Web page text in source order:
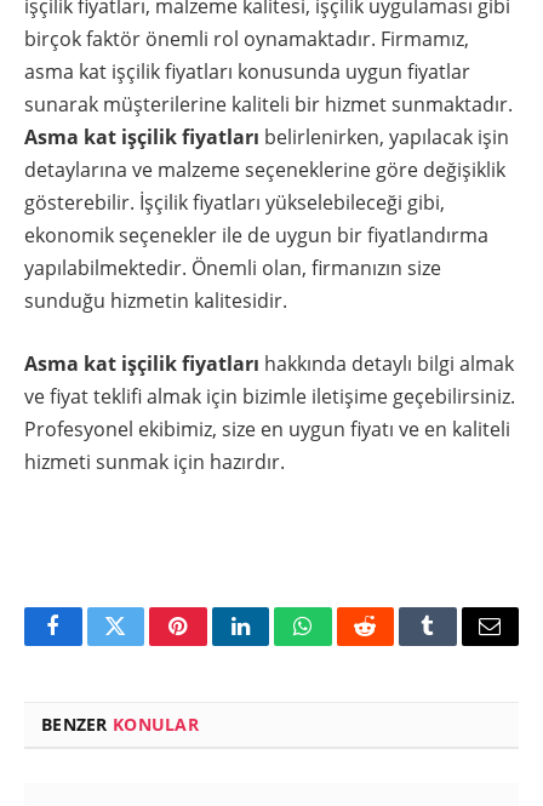
işçilik fiyatları, malzeme kalitesi, işçilik uygulaması gibi
birçok faktör önemli rol oynamaktadır. Firmamız,
asma kat işçilik fiyatları konusunda uygun fiyatlar
sunarak müşterilerine kaliteli bir hizmet sunmaktadır.
Asma kat işçilik fiyatları belirlenirken, yapılacak işin
detaylarına ve malzeme seçeneklerine göre değişiklik
gösterebilir. İşçilik fiyatları yükselebileceği gibi,
ekonomik seçenekler ile de uygun bir fiyatlandırma
yapılabilmektedir. Önemli olan, firmanızın size
sunduğu hizmetin kalitesidir.
Asma kat işçilik fiyatları hakkında detaylı bilgi almak
ve fiyat teklifi almak için bizimle iletişime geçebilirsiniz.
Profesyonel ekibimiz, size en uygun fiyatı ve en kaliteli
hizmeti sunmak için hazırdır.
FacebookTwitterPinterestLinkedInWhatsAppRedditTumblrEmail
BENZER KONULAR